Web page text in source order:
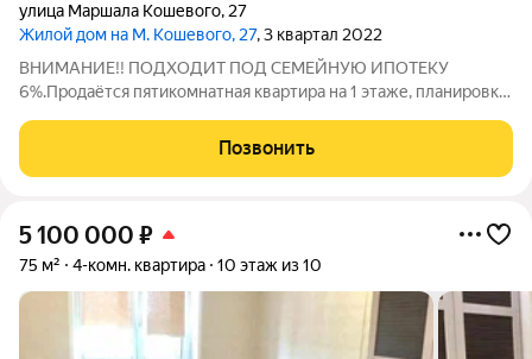
улица Маршала Кошевого, 27
Жилой дом на М. Кошевого, 27, 3 квартал 2022
ВНИМАНИЕ!! ПОДХОДИТ ПОД СЕМЕЙНУЮ ИПОТЕКУ
6%.Продаётся пятикомнатная квартира на 1 этаже, планировка
Позвонить
5 100 000 ₽
75 м² 4-комн. квартира 10 этаж из 10